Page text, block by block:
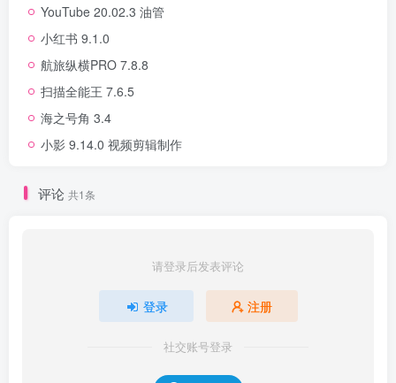
YouTube 20.02.3 油管
小红书 9.1.0
航旅纵横PRO 7.8.8
扫描全能王 7.6.5
海之号角 3.4
小影 9.14.0 视频剪辑制作
评论 共1条
请登录后发表评论
登录 注册
社交账号登录